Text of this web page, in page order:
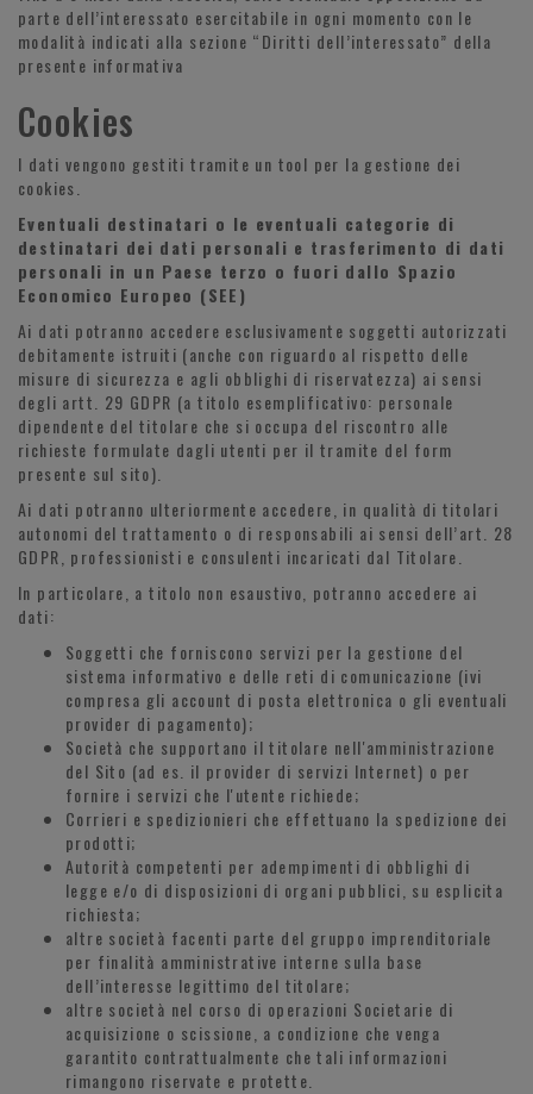
parte dell’interessato esercitabile in ogni momento con le
modalità indicati alla sezione “Diritti dell’interessato” della
presente informativa
Cookies
I dati vengono gestiti tramite un tool per la gestione dei
cookies.
Eventuali destinatari o le eventuali categorie di
destinatari dei dati personali e trasferimento di dati
personali in un Paese terzo o fuori dallo Spazio
Economico Europeo (SEE)
Ai dati potranno accedere esclusivamente soggetti autorizzati
debitamente istruiti (anche con riguardo al rispetto delle
misure di sicurezza e agli obblighi di riservatezza) ai sensi
degli artt. 29 GDPR (a titolo esemplificativo: personale
dipendente del titolare che si occupa del riscontro alle
richieste formulate dagli utenti per il tramite del form
presente sul sito).
Ai dati potranno ulteriormente accedere, in qualità di titolari
autonomi del trattamento o di responsabili ai sensi dell’art. 28
GDPR, professionisti e consulenti incaricati dal Titolare.
In particolare, a titolo non esaustivo, potranno accedere ai
dati:
Soggetti che forniscono servizi per la gestione del
sistema informativo e delle reti di comunicazione (ivi
compresa gli account di posta elettronica o gli eventuali
provider di pagamento);
Società che supportano il titolare nell'amministrazione
del Sito (ad es. il provider di servizi Internet) o per
fornire i servizi che l'utente richiede;
Corrieri e spedizionieri che effettuano la spedizione dei
prodotti;
Autorità competenti per adempimenti di obblighi di
legge e/o di disposizioni di organi pubblici, su esplicita
richiesta;
altre società facenti parte del gruppo imprenditoriale
per finalità amministrative interne sulla base
dell’interesse legittimo del titolare;
altre società nel corso di operazioni Societarie di
acquisizione o scissione, a condizione che venga
garantito contrattualmente che tali informazioni
rimangono riservate e protette.